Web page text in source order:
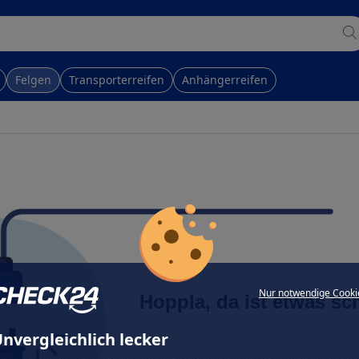
Nur notwendige
lecker
Felgen Transporterreifen Anhängerreifen
Hoppla, da ist etwas